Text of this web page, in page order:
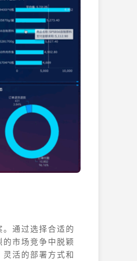
通过选择合适的
市场竞争中脱颖
活的部署方式和